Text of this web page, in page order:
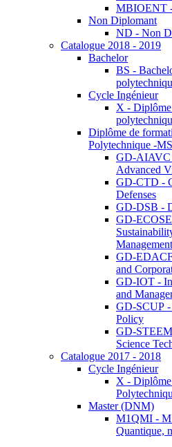
MBIOENT -
Non Diplomant
ND - Non
Catalogue 2018 - 2019
Bachelor
BS -
Cycle Ingénieur
X -
Diplôme de
Polytechnique -
GD-AIAVC
Advanced
GD-CTD -
Defenses
GD-DSB -
GD-
Management
GD-
and
GD-IOT -
and
GD-SCUP -
Policy
GD-
Science
Catalogue 2017 - 2018
Cycle Ingénieur
X -
Master (DNM)
M1QMI -
Quantique,